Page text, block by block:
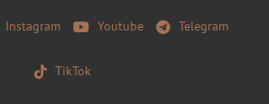
Instagram Youtube Telegram
TikTok